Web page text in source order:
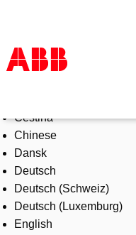
Products & Solutions
Industries
Services
About us
Where to buy
Contact us
Careers
Čeština
Chinese
Dansk
Deutsch
Deutsch (Schweiz)
Deutsch (Luxemburg)
English